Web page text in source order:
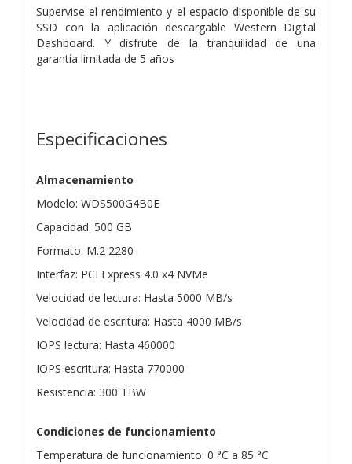
Superviseel rendimiento y el espacio disponible de su
SSD con la aplicación descargable Western Digital
Dashboard. Y disfrute de la tranquilidad de una
garantía limitada de 5 años
Especificaciones
Almacenamiento
Modelo: WDS500G4B0E
Capacidad: 500 GB
Formato: M.2 2280
Interfaz: PCI Express 4.0 x4 NVMe
Velocidad de lectura: Hasta 5000 MB/s
Velocidad de escritura: Hasta 4000 MB/s
IOPS lectura: Hasta 460000
IOPS escritura: Hasta 770000
Resistencia: 300 TBW
Condiciones de funcionamiento
Temperatura de funcionamiento: 0 °C a 85 °C